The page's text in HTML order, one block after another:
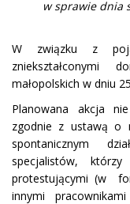
w sprawie dnia
W związku z
zniekształconymi
małopolskich w dniu
Planowana akcja
zgodnie z ustawą o
spontanicznym
specjalistów,
protestującymi (w
innymi